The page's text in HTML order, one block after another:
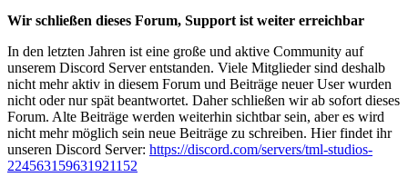
Wir schließen dieses Forum, Support ist weiter erreichbar
In den letzten Jahren ist eine große und aktive Community auf
unserem Discord Server entstanden. Viele Mitglieder sind deshalb
nicht mehr aktiv in diesem Forum und Beiträge neuer User wurden
nicht oder nur spät beantwortet. Daher schließen wir ab sofort dieses
Forum. Alte Beiträge werden weiterhin sichtbar sein, aber es wird
nicht mehr möglich sein neue Beiträge zu schreiben. Hier findet ihr
unseren Discord Server: https://discord.com/servers/tml-studios-
224563159631921152